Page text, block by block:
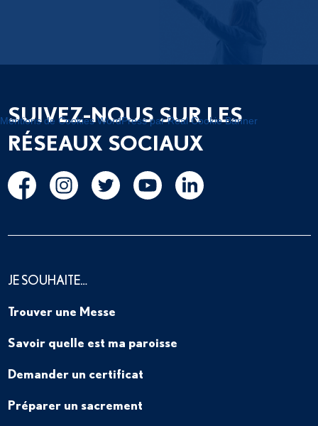
SUIVEZ-NOUS SUR LES
RÉSEAUX SOCIAUX
JE SOUHAITE…
Trouver une Messe
Savoir quelle est ma paroisse
Demander un certificat
Préparer un sacrement
Mentions de Cookies WordPress par Real Cookie Banner